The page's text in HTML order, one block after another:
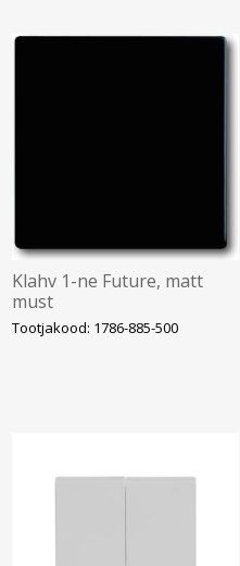
Klahv 1-ne Future, matt
must
Tootjakood: 1786-885-500